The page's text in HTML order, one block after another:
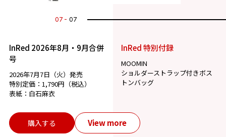
07 07
InRed 2026年8月・9月合併
号
2026年7月7日（火）発売
特別定価：1,790円（税込）
表紙：白石麻衣
InRed 特別付録
MOOMIN
ショルダーストラップ付きボス
トンバッグ
購入する View more